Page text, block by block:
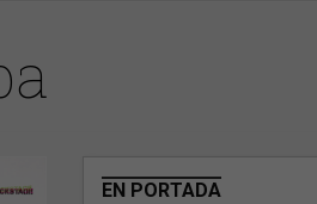
EN PORTADA